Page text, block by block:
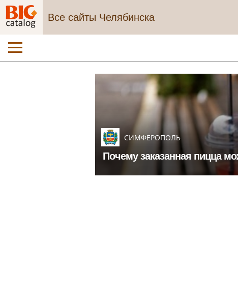
Все сайты Челябинска
СИМФЕРОПОЛЬ
Почему заказанная пицца